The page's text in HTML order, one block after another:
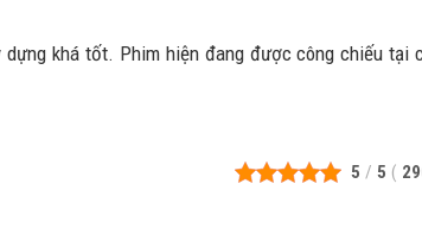
khá tốt. Phim hiện đang được công chiếu tại
5 / 5 (